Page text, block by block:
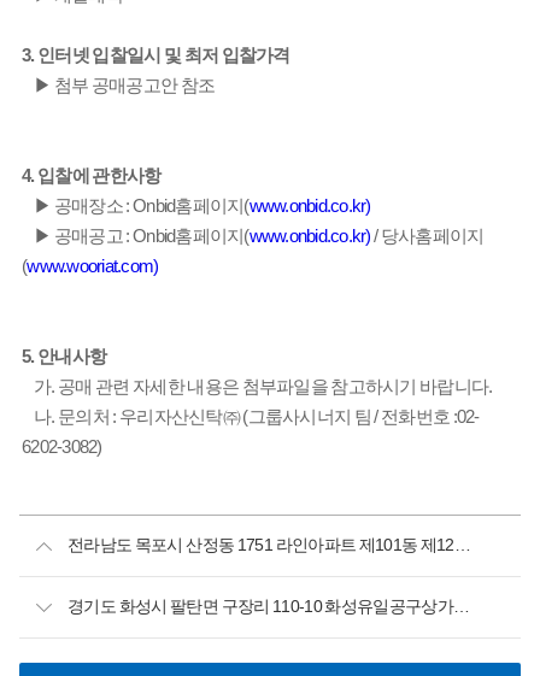
3. 인터넷 입찰일시 및 최저 입찰가격
▶ 첨부 공매공고안 참조
4. 입찰에 관한사항
▶ 공매장소 : Onbid홈페이지(www.onbid.co.kr)
▶ 공매공고 : Onbid홈페이지(www.onbid.co.kr)/ 당사홈페이지
(www.wooriat.com)
5. 안내사항
가. 공매 관련 자세한 내용은 첨부파일을 참고하시기 바랍니다.
나. 문의처 : 우리자산신탁㈜ (그룹사시너지 팀 / 전화번호 :02-
6202-3082)
경기도 화성시 팔탄면 구장리 110-10 화성유일공구상가에프 제에프단지1동 101호 외 11개호 신탁사 공매